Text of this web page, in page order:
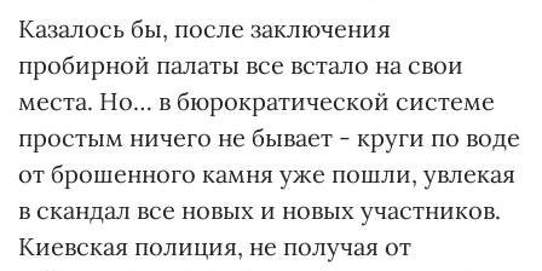
Казалось бы, после заключения
пробирной палаты все встало на свои
места. Но… в бюрократической системе
простым ничего не бывает - круги по воде
от брошенного камня уже пошли, увлекая
в скандал все новых и новых участников.
Киевская полиция, не получая от